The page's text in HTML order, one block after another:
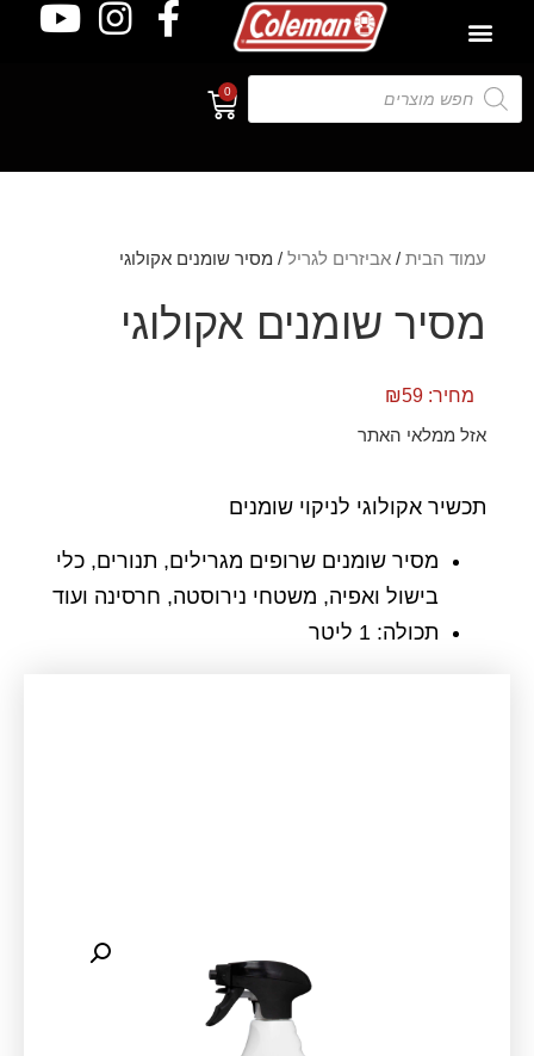
0
עמוד הבית / אביזרים לגריל / מסיר שומנים אקולוגי
מסיר שומנים אקולוגי
מחיר: ₪59
אזל ממלאי האתר
תכשיר אקולוגי לניקוי שומנים
מסיר שומנים שרופים מגרילים, תנורים, כלי
בישול ואפיה, משטחי נירוסטה, חרסינה ועוד
תכולה: 1 ליטר